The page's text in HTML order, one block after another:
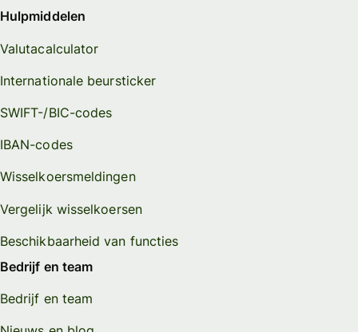
Hulpmiddelen
Valutacalculator
Internationale beursticker
SWIFT-/BIC-codes
IBAN-codes
Wisselkoersmeldingen
Vergelijk wisselkoersen
Beschikbaarheid van functies
Bedrijf en team
Bedrijf en team